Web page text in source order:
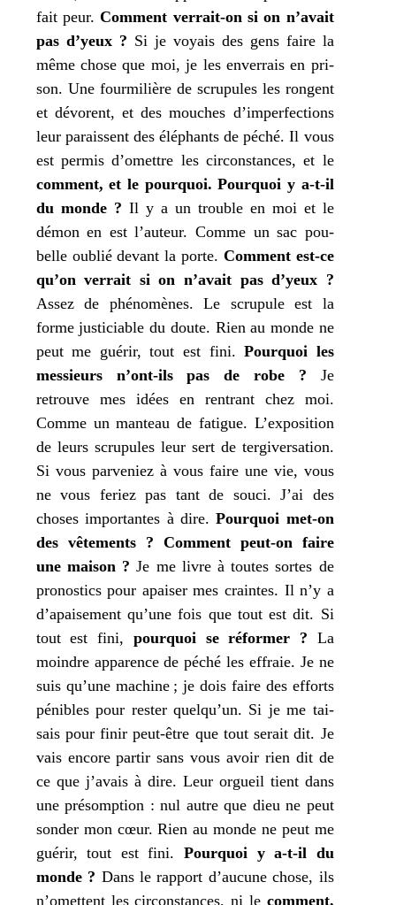
fait peur.Comment ver­rait-on si on n’avait
pas d’yeux ? Si jevoyais des gens faire la
même chose que moi,je les enver­rais en pri­
son. Une four­mi­lière de scru­pules les rongent
et dévorent, et des mouches d’imperfections
leur paraissent des élé­phants de péché. Il vous
est per­mis d’omettre les cir­cons­tances, et le
com­ment, et le pour­quoi.Pourquoi y a‑t-il
du monde ? Il y a un trouble en moi et le
démon en est l’auteur. Comme un sac pou­
belle oublié devant la porte. Comment est-ce
qu’on ver­rait si on n’avait pas d’yeux ?
Assez de phé­no­mènes. Le scru­pule est la
forme jus­ti­ciable du doute. Rien au monde ne
peut me gué­rir, tout est fini.Pourquoi les
mes­sieurs n’ont-ils pas de robe ?
Je
retrouve mesidées en ren­trant chez moi.
Comme un man­teau de fatigue. L’exposition
de leurs scru­pules leur sert de ter­gi­ver­sa­tion.
Si vous par­ve­niez à vous faire une vie, vous
ne vous feriez pas tant de sou­ci.J’ai des
choses impor­tantes à dire.Pourquoi met-on
des vête­ments ? Comment peut-on faire
une mai­son ? Je me livre à toutes sortes de
pro­nos­tics pour apai­sermes craintes. Il n’y a
d’apaisement qu’une fois que tout est dit. Si
tout est fini, pour­quoi se réfor­mer ? La
moindre appa­rence de péché les effraie. Jene
suis qu’une machine ; jedois faire des efforts
pénibles pour res­ter quelqu’un. Si jeme tai­
sais pour finir peut-être que tout serait dit. Je
vais encore par­tir sans vous avoir rien dit de
ce que j’avais à dire. Leur orgueil tient dans
une pré­somp­tion : nul autre que dieu ne peut
son­der mon cœur. Rien au monde ne peut me
gué­rir, tout est fini. Pourquoi y a‑t-il du
monde ? Dans le rap­port d’aucune chose, ils
n’omettent les cir­cons­tances, ni le com­ment,